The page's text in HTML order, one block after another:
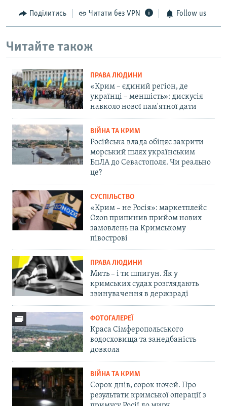
Поділитись Читати без VPN Follow us
Читайте також
ПРАВА ЛЮДИНИ
«Крим – єдиний регіон, де
українці – меншість»: дискусія
навколо нової пам'ятної дати
ВІЙНА ТА КРИМ
Російська влада обіцяє закрити
морський шлях українським
БпЛА до Севастополя. Чи реально
це?
СУСПІЛЬСТВО
«Крим – не Росія»: маркетплейс
Ozon припинив прийом нових
замовлень на Кримському
півострові
ПРАВА ЛЮДИНИ
Мить – і ти шпигун. Як у
кримських судах розглядають
звинувачення в держзраді
ФОТОГАЛЕРЕЇ
Краса Сімферопольського
водосховища та занедбаність
довкола
ВІЙНА ТА КРИМ
Сорок днів, сорок ночей. Про
результати кримської операції з